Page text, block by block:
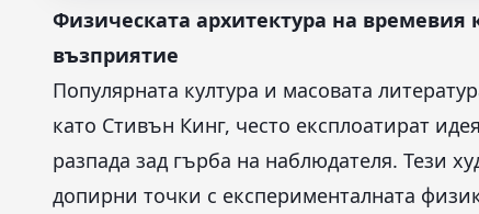
Физическата архитектура на
възприятие
Популярната култура и масовата
като Стивън Кинг, често експлоатират
разпада зад гърба на наблюдателя. Тези
допирни точки с експерименталната